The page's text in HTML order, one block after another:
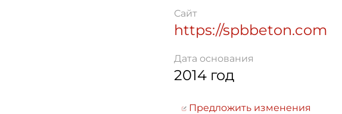
Сайт
https://spbbeton.com
Дата основания
2014 год
Предложить изменения